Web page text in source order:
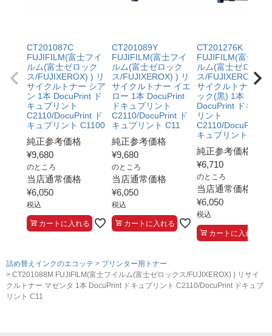
CT201087C
FUJIFILM(富士フイ
ルム(富士ゼロック
ス/FUJIXEROX) ) リ
サイクルトナー シア
ン 1本 DocuPrint ド
キュプリント
C2110/DocuPrint ド
キュプリント C1100
純正参考価格
¥9,680
のところ
当店通常価格
¥6,050
税込
カートに入れる
CT201089Y
FUJIFILM(富士フイ
ルム(富士ゼロック
ス/FUJIXEROX) ) リ
サイクルトナー イエ
ロー 1本 DocuPrint
ドキュプリント
C2110/DocuPrint ド
キュプリント C11
純正参考価格
¥9,680
のところ
当店通常価格
¥6,050
税込
カートに入れる
CT201276K
FUJIFILM(富士フイ
ルム(富士ゼロック
ス/FUJIXEROX) )
サイクルトナー ブ
ック(黒) 1本
DocuPrint ドキュプ
リント
C2110/DocuPrint ド
キュプリント
純正参考価格
¥6,710
のところ
当店通常価格
¥6,050
税込
カートに入れる
詰め替えインクのエコッテ
プリンター用トナー
CT201088M FUJIFILM(富士フイルム(富士ゼロックス/FUJIXEROX) ) リサイ
クルトナー マゼンタ 1本 DocuPrint ドキュプリント C2110/DocuPrint ドキュプ
リント C11